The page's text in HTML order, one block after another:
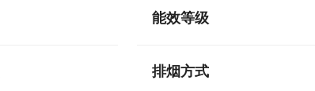
能效等级
排烟方式